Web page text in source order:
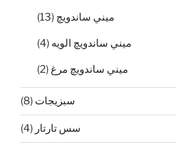
ميني ساندويچ (13)
ميني ساندويچ الويه (4)
ميني ساندويچ مرغ (2)
سبزيجات (8)
سس تارتار (4)